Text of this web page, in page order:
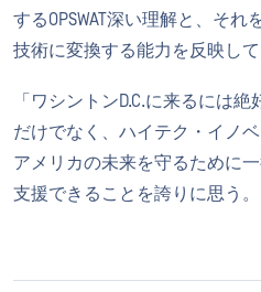
するOPSWAT深い理解と、そ
技術に変換する能力を反映して
「ワシントンD.C.に来るには
だけでなく、ハイテク・イノ
アメリカの未来を守るために
支援できることを誇りに思う。